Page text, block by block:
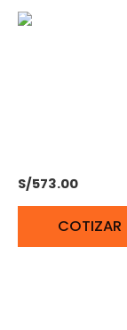
S/573.00
COTIZAR